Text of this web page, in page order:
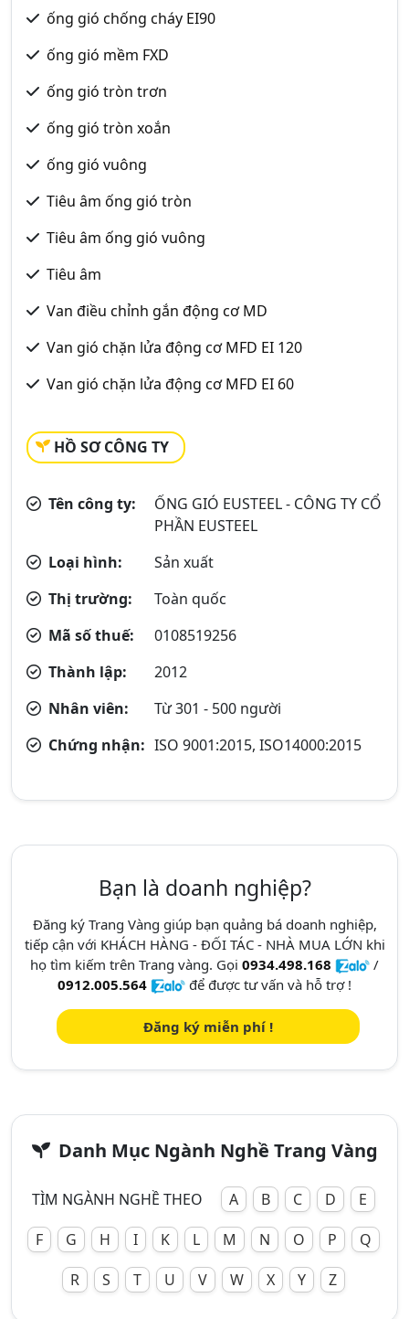
ống gió chống cháy EI90
ống gió mềm FXD
ống gió tròn trơn
ống gió tròn xoắn
ống gió vuông
Tiêu âm ống gió tròn
Tiêu âm ống gió vuông
Tiêu âm
Van điều chỉnh gắn động cơ MD
Van gió chặn lửa động cơ MFD EI 120
Van gió chặn lửa động cơ MFD EI 60
HỒ SƠ CÔNG TY
Tên công ty:
ỐNG GIÓ EUSTEEL - CÔNG TY CỔ
PHẦN EUSTEEL
Loại hình:
Sản xuất
Thị trường:
Toàn quốc
Mã số thuế:
0108519256
Thành lập:
2012
Nhân viên:
Từ 301 - 500 người
Chứng nhận: ISO 9001:2015, ISO14000:2015
Bạn là doanh nghiệp?
Đăng ký Trang Vàng giúp bạn quảng bá doanh nghiệp,
tiếp cận với KHÁCH HÀNG - ĐỐI TÁC - NHÀ MUA LỚN khi
họ tìm kiếm trên Trang vàng. Gọi 0934.498.168
/
0912.005.564
để được tư vấn và hỗ trợ !
Đăng ký miễn phí !
Danh Mục Ngành Nghề Trang Vàng
TÌM NGÀNH NGHỀ THEO A B C D
E
F
G H I K L M N O P
Q
R
S T U V W X Y Z